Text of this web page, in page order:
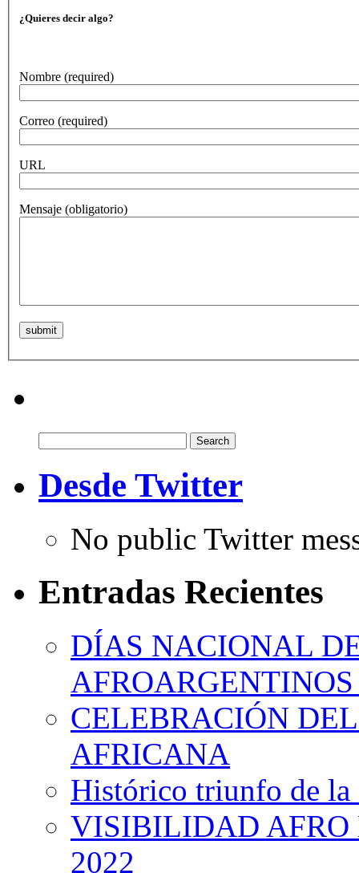
¿Quieres decir algo?
Nombre (required)
Correo (required)
URL
Mensaje (obligatorio)
for:
Desde Twitter
No public Twitter
Entradas Recientes
DÍAS NACIONAL
CELEBRACIÓN
AFRICANA
Histórico triunfo de la
VISIBILIDAD AFRO
2022